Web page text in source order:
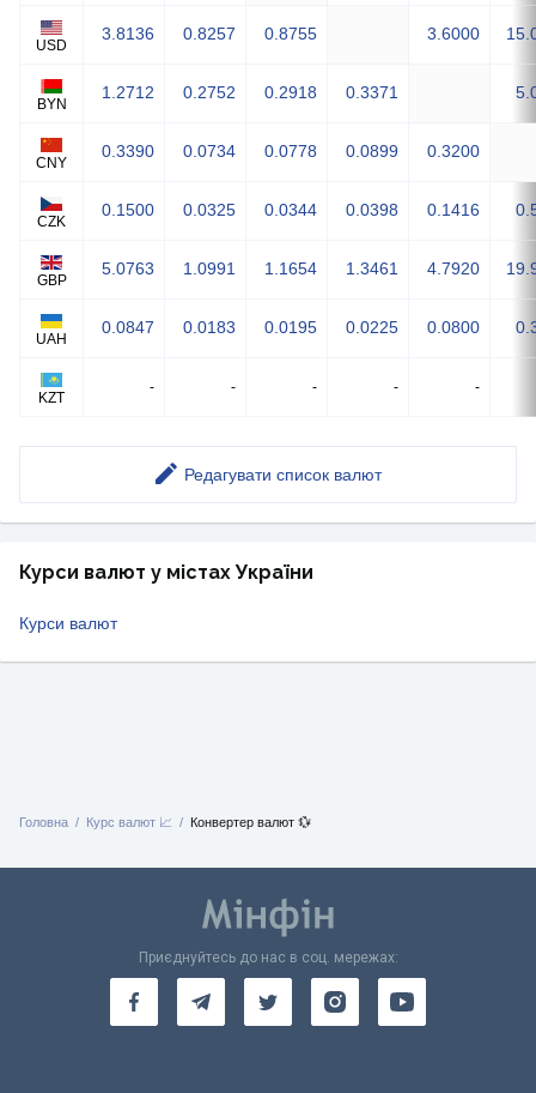
USD
3.8136 0.8257 0.8755 3.6000
BYN
1.2712 0.2752 0.2918 0.3371
CNY
0.3390 0.0734 0.0778 0.0899 0.3200
CZK
0.1500 0.0325 0.0344 0.0398 0.1416
GBP
5.0763 1.0991 1.1654 1.3461 4.7920
UAH
0.0847 0.0183 0.0195 0.0225 0.0800
KZT
- - - - -
Редагувати список валют
Курси валют у містах України
Курси валют
Головна Курс валют 📈 Конвертер валют 💱
Приєднуйтесь до нас в соц. мережах: